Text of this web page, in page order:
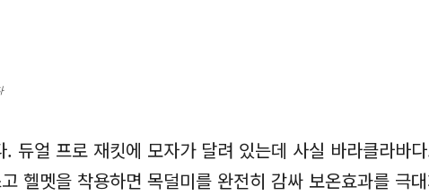
듀얼 프로 재킷에 모자가 달려 있는데 사실 바라클라바
헬멧을 착용하면 목덜미를 완전히 감싸 보온효과를 극